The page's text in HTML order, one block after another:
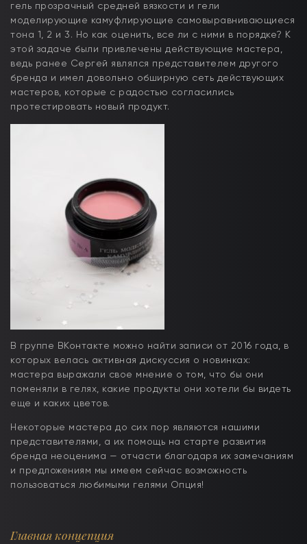
гель прозрачный средней вязкости и гели
моделирующие камуфлирующие самовыравнивающиеся
тона 1, 2 и 3. Но как оценить, все ли с ними в порядке? К
этой задаче были привлечены действующие мастера,
ведь ранее Сергей являлся представителем другого
бренда и имел довольно обширную сеть действующих
мастеров, которые с радостью согласились
протестировать новый продукт.
В группе ВКонтакте можно найти записи от 2016 года, в
которых велась активная дискуссия о новинках:
мастера выражали свое мнение о том, что бы они
поменяли в гелях, какие продукты они хотели бы видеть
еще и каких цветов.
Некоторые мастера до сих пор являются нашими
представителями, а их помощь на старте развития
бренда неоценима — отчасти благодаря их замечаниям
и предложениям мы имеем сейчас возможность
пользоваться любимыми гелями Опция!
Главная концепция